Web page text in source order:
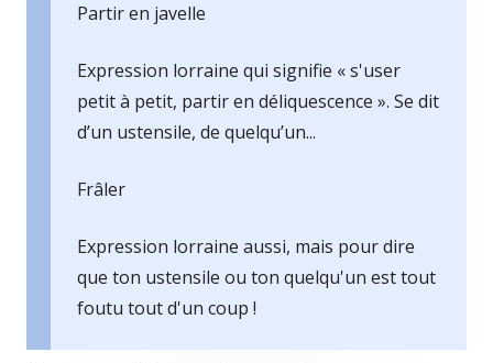
Partir en javelle
Expression lorraine qui signifie « s'user
petit à petit, partir en déliquescence ». Se dit
d’un ustensile, de quelqu’un...
Frâler
Expression lorraine aussi, mais pour dire
que ton ustensile ou ton quelqu'un est tout
foutu tout d'un coup !